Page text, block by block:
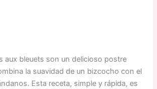
aux bleuets son un delicioso postre
la suavidad de un bizcocho con el
Esta receta, simple y rápida, es